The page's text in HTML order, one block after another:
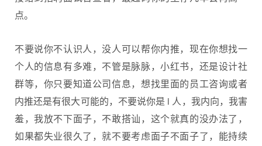
点。
不要说你不认识人，没人可以帮你内推，现在你想找一
个人的信息有多难，不管是脉脉，小红书，还是设计社
群等，你只要知道公司信息，想找里面的员工咨询或者
内推还是有很大可能的，不要说你是 i 人，我内向，我害
羞，我放不下面子，不敢搭讪，这个就真的没办法了，
如果都失业很久了，就不要考虑面子不面子了，能持续